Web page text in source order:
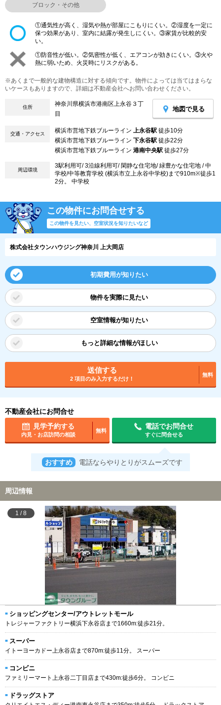
ブロック・その他
①通気性が高く、湿気や熱が部屋にこもりにくい。②湿度を一定に
保つ効果があり、室内に結露が発生しにくい。③家賃が比較的安
い。
①防音性が低い。②気密性が低く、エアコンが効きにくい。③火や
熱に弱いため、火災時にリスクがある。
※あくまで一般的な建物構造に対する傾向です。物件によっては当てはまらな
いケースもありますので、詳細は不動産会社へお問い合わせください。
住所
神奈川県横浜市港南区上永谷３丁
目
地図で見る
交通・アクセス 横浜市営地下鉄ブルーライン 上永谷駅 徒歩10分
横浜市営地下鉄ブルーライン 下永谷駅 徒歩22分
横浜市営地下鉄ブルーライン 港南中央駅 徒歩27分
周辺環境
3駅利用可/ 3沿線利用可/ 閑静な住宅地/ 緑豊かな住宅地 / 中
学校/中等教育学校 (横浜市立上永谷中学校)まで910m※徒歩1
2分。 中学校
この物件にお問合せする
この物件を見たい、空室状況を知りたいなど
株式会社タウンハウジング神奈川 上大岡店
初期費用が知りたい
物件を実際に見たい
空室情報が知りたい
もっと詳細な情報がほしい
送信する
2 項目のみ入力するだけ！
無料
不動産会社にお問合せ
見学予約する
内見・お店訪問の相談
無料
電話でお問合せ
すぐに問合せる
おすすめ 電話ならやりとりがスムーズです
周辺情報
1 /8
ショッピングセンター/アウトレットモール
トレジャーファクトリー横浜下永谷店まで1660m:徒歩21分。
スーパー
イトーヨーカドー上永谷店まで870m:徒歩11分。 スーパー
コンビニ
ファミリーマート上永谷二丁目店まで430m:徒歩6分。 コンビニ
ドラッグストア